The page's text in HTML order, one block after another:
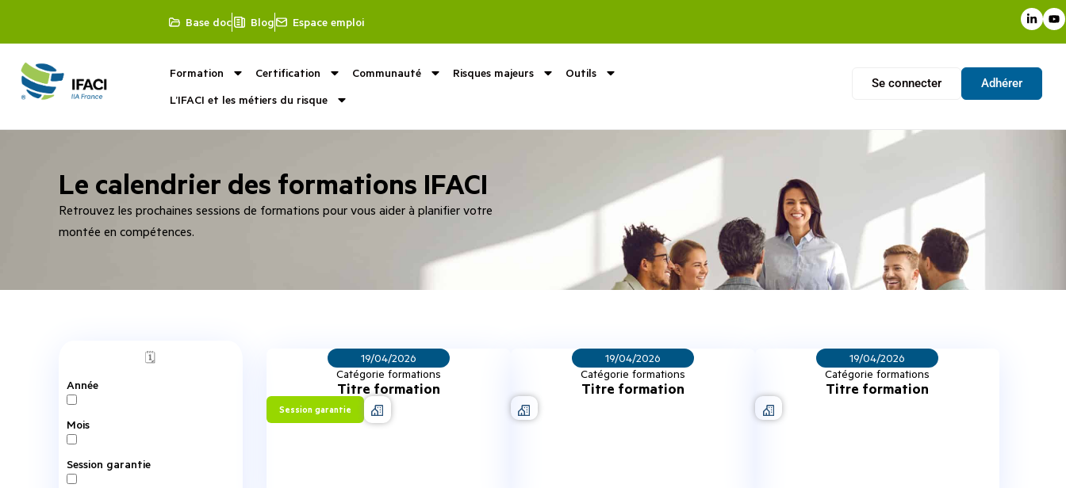
Base doc Blog Espace emploi
Formation Certification Communauté Risques majeurs
Outils
L’IFACI et les métiers du risque
Se connecter Adhérer
Le calendrier des formations IFACI
Retrouvez les prochaines sessions de formations pour vous aider à planifier votre
montée en compétences.
🗓️
Année
Mois
Session garantie
19/04/2026
Catégorie formations
Titre formation
Session garantie
19/04/2026
Catégorie formations
Titre formation
19/04/2026
Catégorie formations
Titre formation